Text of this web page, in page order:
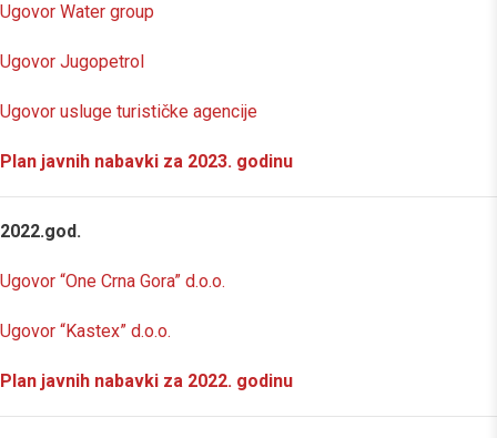
Ugovor Water group
Ugovor Jugopetrol
Ugovor usluge turističke agencije
Plan javnih nabavki za 2023. godinu
2022.god.
Ugovor “One Crna Gora” d.o.o.
Ugovor “Kastex” d.o.o.
Plan javnih nabavki za 2022. godinu